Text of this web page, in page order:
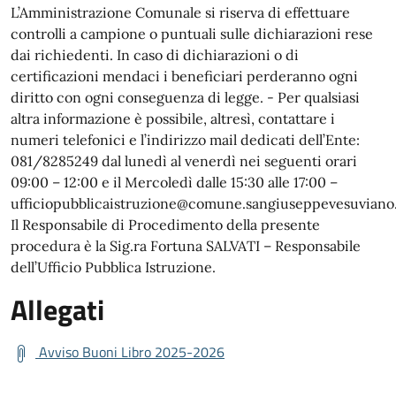
L’Amministrazione Comunale si riserva di effettuare
controlli a campione o puntuali sulle dichiarazioni rese
dai richiedenti. In caso di dichiarazioni o di
certificazioni mendaci i beneficiari perderanno ogni
diritto con ogni conseguenza di legge. - Per qualsiasi
altra informazione è possibile, altresì, contattare i
numeri telefonici e l’indirizzo mail dedicati dell’Ente:
081/8285249 dal lunedì al venerdì nei seguenti orari
09:00 – 12:00 e il Mercoledì dalle 15:30 alle 17:00 –
Il Responsabile di Procedimento della presente
procedura è la Sig.ra Fortuna SALVATI – Responsabile
dell’Ufficio Pubblica Istruzione.
Allegati
Avviso Buoni Libro 2025-2026